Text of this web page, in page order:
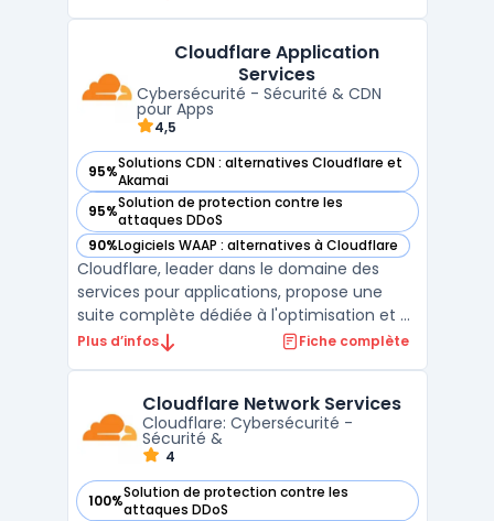
utilisateurs du monde entier.Utilisant le
réseau mondial de ...
Cloudflare Application
Services
Cybersécurité - Sécurité & CDN
pour Apps
4,5
95%Solutions CDN : alternatives Cloudflare et
Akamai
— voir Cloudflare Application Services dans cette catégorie
95%Solution de protection contre les
attaques DDoS
— voir Cloudflare Application Services dans cette catégorie
90%Logiciels WAAP : alternatives à Cloudflare
— voir Cloudflare Application Services dans cette catégorie
Cloudflare, leader dans le domaine des
services pour applications, propose une
suite complète dédiée à l'optimisation et à
la sécurité des applications Internet. Ces
faille. Le service Argo Smart Routing, par
exemple, ...
Plus d’infos Fiche complète
Cloudflare Network Services
Cloudflare: Cybersécurité -
Sécurité &
4
100%Solution de protection contre les
attaques DDoS
— voir Cloudflare Network Services dans cette catégorie